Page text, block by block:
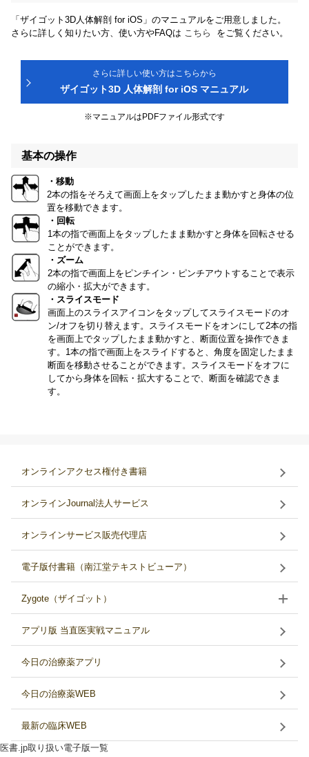
「ザイゴット3D人体解剖 for iOS」のマニュアルをご用意しました。
さらに詳しく知りたい方、使い方やFAQは こちら をご覧ください。
さらに詳しい使い方はこちらから
ザイゴット3D 人体解剖 for iOS マニュアル
※マニュアルはPDFファイル形式です
基本の操作
・移動
2本の指をそろえて画面上をタップしたまま動かすと身体の位
置を移動できます。
・回転
1本の指で画面上をタップしたまま動かすと身体を回転させる
ことができます。
・ズーム
2本の指で画面上をピンチイン・ピンチアウトすることで表示
の縮小・拡大ができます。
・スライスモード
画面上のスライスアイコンをタップしてスライスモードのオ
ン/オフを切り替えます。スライスモードをオンにして2本の指
を画面上でタップしたまま動かすと、断面位置を操作できま
す。1本の指で画面上をスライドすると、角度を固定したまま
断面を移動させることができます。スライスモードをオフに
してから身体を回転・拡大することで、断面を確認できま
す。
オンラインアクセス権付き書籍
オンラインJournal法人サービス
オンラインサービス販売代理店
電子版付書籍（南江堂テキストビューア）
Zygote（ザイゴット）
アプリ版 当直医実戦マニュアル
今日の治療薬アプリ
今日の治療薬WEB
最新の臨床WEB
医書.jp取り扱い電子版一覧